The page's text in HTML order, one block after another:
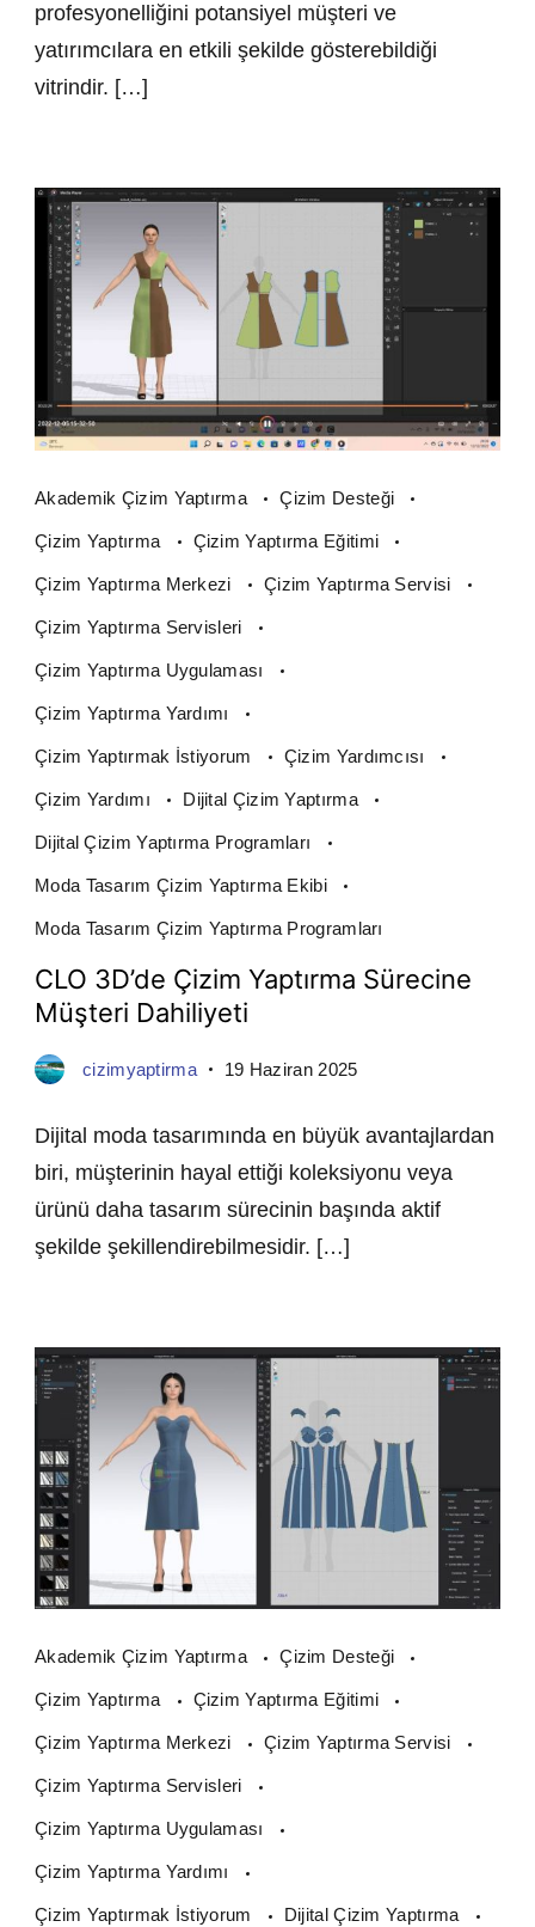
profesyonelliğini potansiyel müşteri ve
yatırımcılara en etkili şekilde gösterebildiği
vitrindir. […]
Akademik Çizim Yaptırma Çizim Desteği
Çizim Yaptırma Çizim Yaptırma Eğitimi
Çizim Yaptırma Merkezi Çizim Yaptırma Servisi
Çizim Yaptırma Servisleri
Çizim Yaptırma Uygulaması
Çizim Yaptırma Yardımı
Çizim Yaptırmak İstiyorum Çizim Yardımcısı
Çizim Yardımı Dijital Çizim Yaptırma
Dijital Çizim Yaptırma Programları
Moda Tasarım Çizim Yaptırma Ekibi
Moda Tasarım Çizim Yaptırma Programları
CLO 3D’de Çizim Yaptırma Sürecine
Müşteri Dahiliyeti
cizimyaptirma 19 Haziran 2025
Dijital moda tasarımında en büyük avantajlardan
biri, müşterinin hayal ettiği koleksiyonu veya
ürünü daha tasarım sürecinin başında aktif
şekilde şekillendirebilmesidir. […]
Akademik Çizim Yaptırma Çizim Desteği
Çizim Yaptırma Çizim Yaptırma Eğitimi
Çizim Yaptırma Merkezi Çizim Yaptırma Servisi
Çizim Yaptırma Servisleri
Çizim Yaptırma Uygulaması
Çizim Yaptırma Yardımı
Çizim Yaptırmak İstiyorum Dijital Çizim Yaptırma